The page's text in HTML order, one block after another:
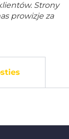
Strony
prowizje za